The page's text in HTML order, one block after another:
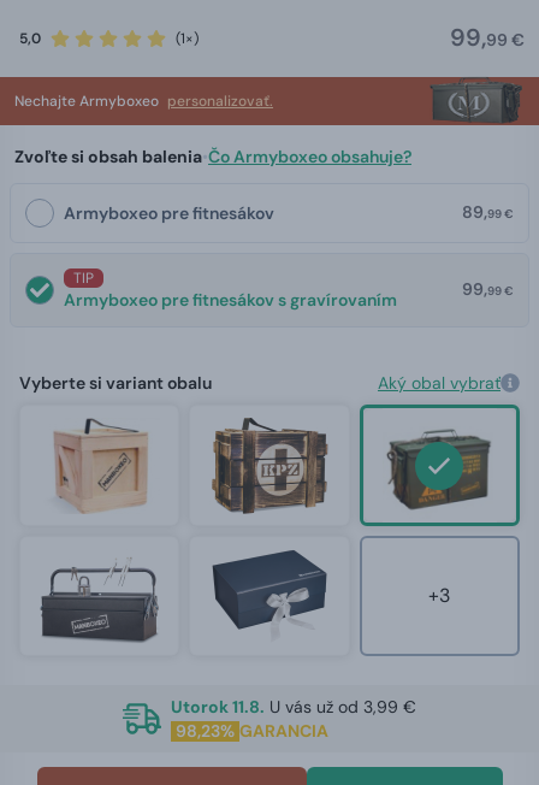
5,0 (1×) 99,99 €
Nechajte Armyboxeo personalizovať.
Zvoľte si obsah balenia•Čo Armyboxeo obsahuje?
Armyboxeo pre fitnesákov 89,99 €
TIP
Armyboxeo pre fitnesákov s gravírovaním 99,99 €
Vyberte si variant obalu Aký obal vybrať
+3
Utorok 11.8. U vás už od 3,99 €
98,23% GARANCIA